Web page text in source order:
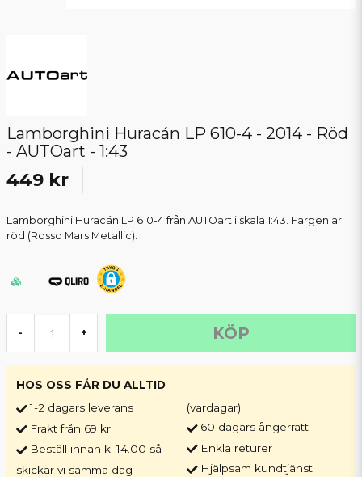
Lamborghini Huracán LP 610-4 - 2014 - Röd
- AUTOart - 1:43
449 kr
Lamborghini Huracán LP 610-4 från AUTOart i skala 1:43. Färgen är
röd (Rosso Mars Metallic).
- + KÖP
HOS OSS FÅR DU ALLTID
1-2 dagars leverans
Frakt från 69 kr
Beställ innan kl 14.00 så
skickar vi samma dag
(vardagar)
60 dagars ångerrätt
Enkla returer
Hjälpsam kundtjänst